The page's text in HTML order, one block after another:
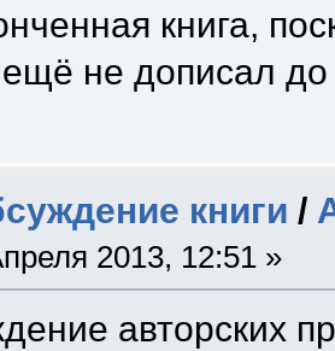
книга,
не дописал до
книги /
2013, 12:51 »
авторских